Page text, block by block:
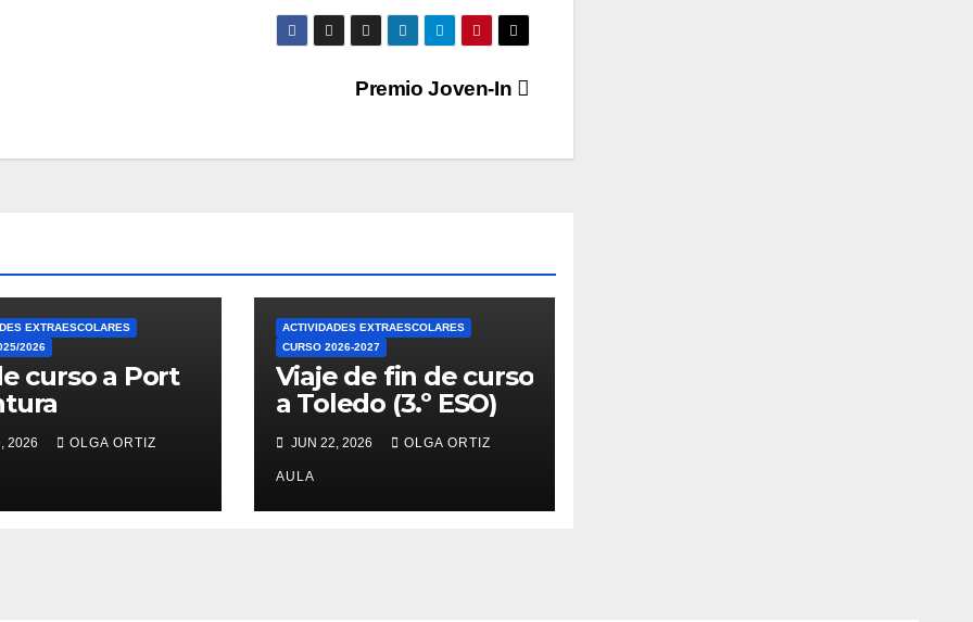
Premio Joven-In
EXTRAESCOLARES
2026
curso a Port
2026 OLGA ORTIZ
ACTIVIDADES EXTRAESCOLARES
CURSO 2026-2027
Viaje de fin de curso
a Toledo (3.º ESO)
JUN 22, 2026 OLGA ORTIZ
AULA